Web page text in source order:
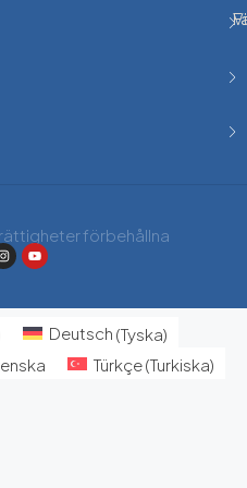
förbehållna
Deutsch (Tyska)
Türkçe(Turkiska)